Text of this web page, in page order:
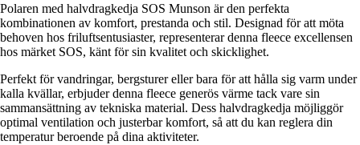
Polaren med halvdragkedja SOS Munson är den perfekta
kombinationen av komfort, prestanda och stil. Designad för att möta
behoven hos friluftsentusiaster, representerar denna fleece excellensen
hos märket SOS, känt för sin kvalitet och skicklighet.
Perfekt för vandringar, bergsturer eller bara för att hålla sig varm under
kalla kvällar, erbjuder denna fleece generös värme tack vare sin
sammansättning av tekniska material. Dess halvdragkedja möjliggör
optimal ventilation och justerbar komfort, så att du kan reglera din
temperatur beroende på dina aktiviteter.